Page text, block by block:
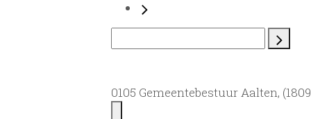
0105 Gemeentebestuur Aalten,